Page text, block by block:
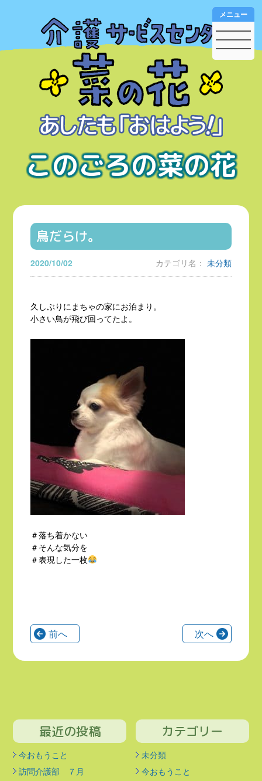
このごろの菜の花
メニュー
鳥だらけ。
2020/10/02 カテゴリ名： 未分類
久しぶりにまちゃの家にお泊まり。
小さい鳥が飛び回ってたよ。
＃落ち着かない
＃そんな気分を
＃表現した一枚
前へ 次へ
最近の投稿
今おもうこと
訪問介護部 ７月
カテゴリー
未分類
今おもうこと